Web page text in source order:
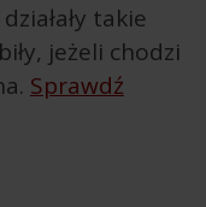
takie
jeżeli chodzi
Sprawdź